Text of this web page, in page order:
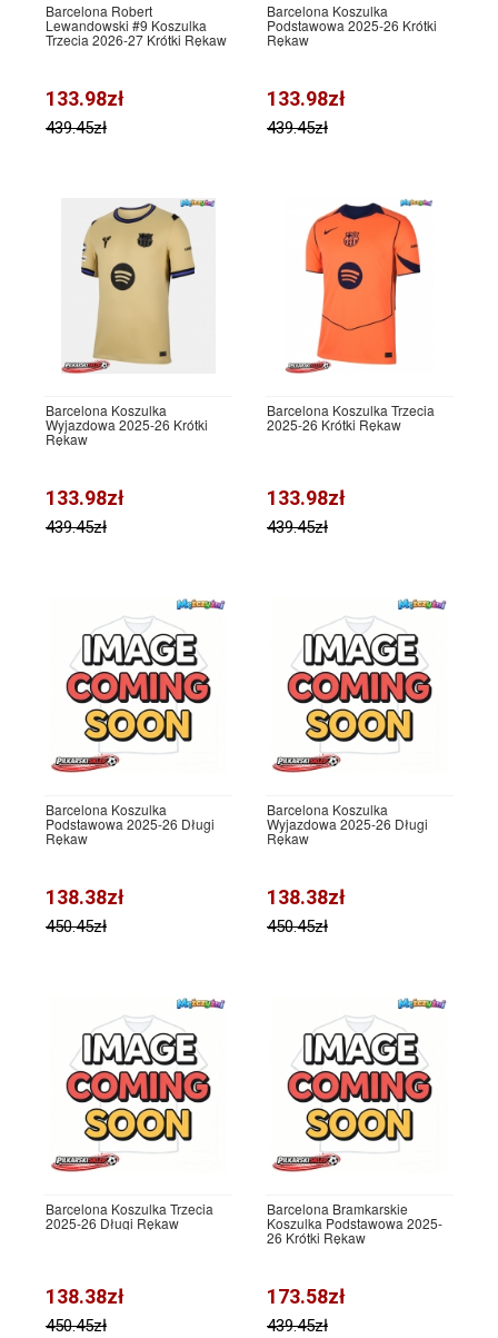
Barcelona Robert
Lewandowski #9 Koszulka
Trzecia 2026-27 Krótki Rękaw
133.98zł
439.45zł
Barcelona Koszulka
Podstawowa 2025-26 Krótki
Rękaw
133.98zł
439.45zł
Barcelona Koszulka
Wyjazdowa 2025-26 Krótki
Rękaw
133.98zł
439.45zł
Barcelona Koszulka Trzecia
2025-26 Krótki Rękaw
133.98zł
439.45zł
Barcelona Koszulka
Podstawowa 2025-26 Długi
Rękaw
138.38zł
450.45zł
Barcelona Koszulka
Wyjazdowa 2025-26 Długi
Rękaw
138.38zł
450.45zł
Barcelona Koszulka Trzecia
2025-26 Długi Rękaw
138.38zł
450.45zł
Barcelona Bramkarskie
Koszulka Podstawowa 2025-
26 Krótki Rękaw
173.58zł
439.45zł